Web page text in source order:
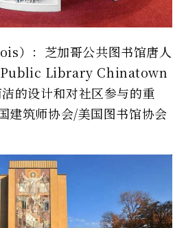
）：芝加哥公共图书馆唐人
Public Library Chinatown
的设计和对社区参与的重
建筑师协会/美国图书馆协会